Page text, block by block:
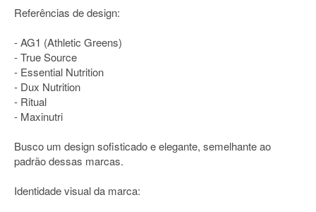
Referências de design:
- AG1 (Athletic Greens)
- True Source
- Essential Nutrition
- Dux Nutrition
- Ritual
- Maxinutri
Busco um design sofisticado e elegante, semelhante ao
padrão dessas marcas.
Identidade visual da marca: